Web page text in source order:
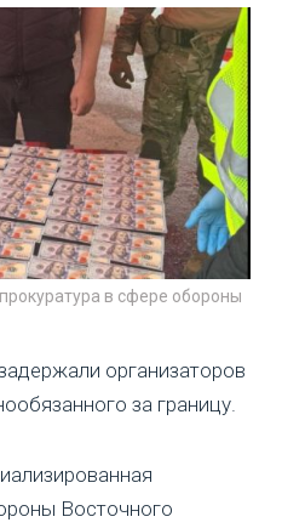
в сфере обороны
организаторов
за границу.
Восточного